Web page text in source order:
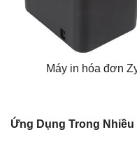
Máy in hóa đơn
Ứng Dụng Trong